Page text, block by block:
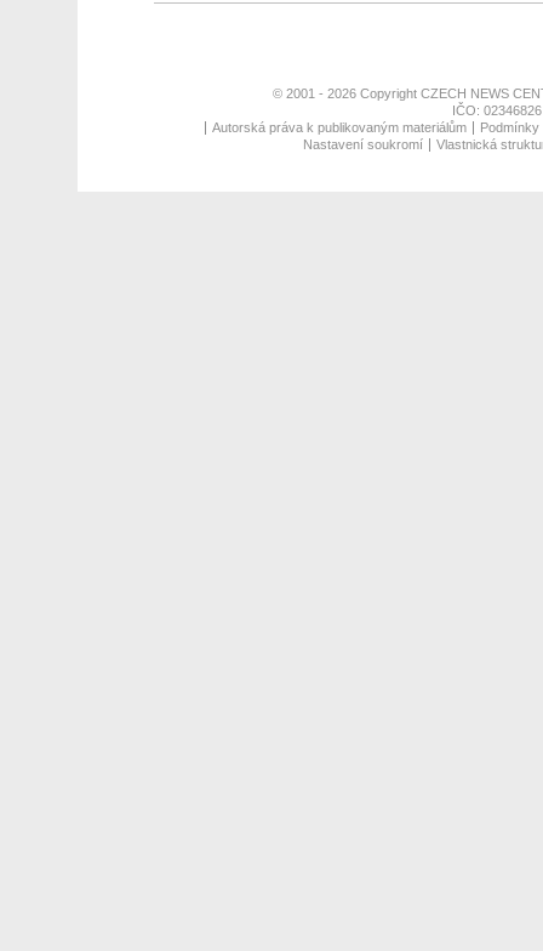
© 2001 - 2026 Copyright CZECH NEWS
IČO:
Autorská práva k publikovaným materiálům
Nastavení soukromí
Vlastnická